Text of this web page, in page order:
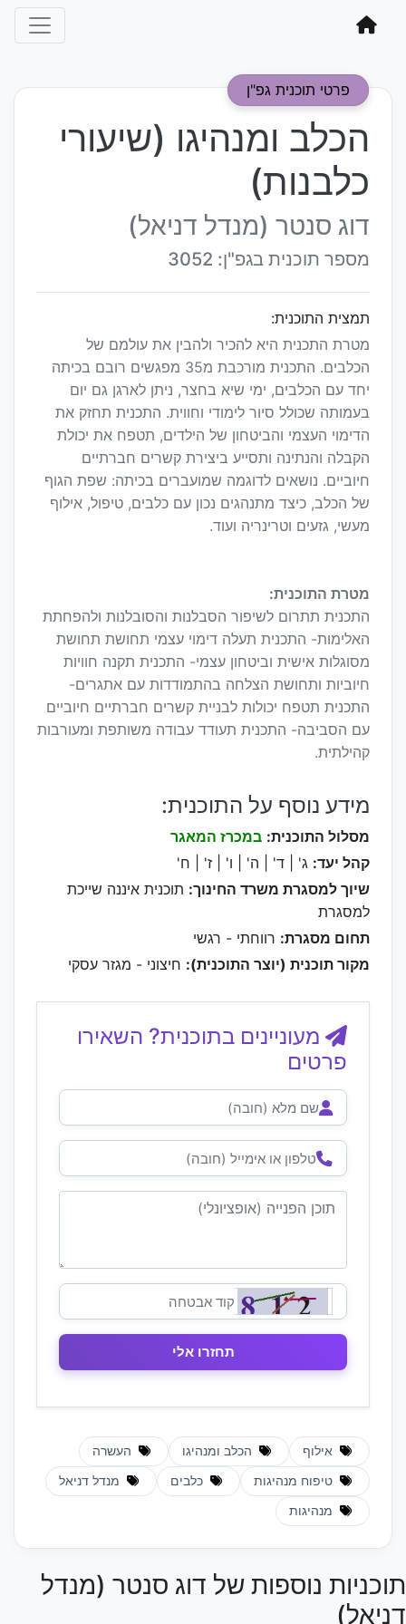
פרטי תוכנית גפ"ן
הכלב ומנהיגו (שיעורי
כלבנות)
דוג סנטר (מנדל דניאל)
מספר תוכנית בגפ"ן: 3052
תמצית התוכנית:
מטרת התכנית היא להכיר ולהבין את עולמם של
הכלבים. התכנית מורכבת מ35 מפגשים רובם בכיתה
יחד עם הכלבים, ימי שיא בחצר, ניתן לארגן גם יום
בעמותה שכולל סיור לימודי וחווית. התכנית תחזק את
הדימוי העצמי והביטחון של הילדים, תטפח את יכולת
הקבלה והנתינה ותסייע ביצירת קשרים חברתיים
חיוביים. נושאים לדוגמה שמועברים בכיתה: שפת הגוף
של הכלב, כיצד מתנהגים נכון עם כלבים, טיפול, אילוף
מעשי, גזעים וטרינריה ועוד.
מטרת התוכנית:
התכנית תתרום לשיפור הסבלנות והסובלנות ולהפחתת
האלימות- התכנית תעלה דימוי עצמי תחושת תחושת
מסוגלות אישית וביטחון עצמי- התכנית תקנה חוויות
חיוביות ותחושת הצלחה בהתמודדות עם אתגרים-
התכנית תטפח יכולות לבניית קשרים חברתיים חיוביים
עם הסביבה- התכנית תעודד עבודה משותפת ומעורבות
קהילתית.
מידע נוסף על התוכנית:
מסלול התוכנית: במכרז המאגר
קהל יעד: ג' | ד' | ה' | ו' | ז' | ח'
שיוך למסגרת משרד החינוך: תוכנית איננה שייכת
למסגרת
תחום מסגרת: רווחתי - רגשי
מקור תוכנית (יוצר התוכנית): חיצוני - מגזר עסקי
מעוניינים בתוכנית? השאירו
פרטים
אילוף הכלב ומנהיגו העשרה
טיפוח מנהיגות כלבים מנדל דניאל
מנהיגות
תוכניות נוספות של דוג סנטר (מנדל
דניאל)